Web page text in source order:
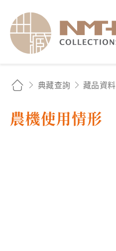
典藏查詢 藏品資料
農機使用情形